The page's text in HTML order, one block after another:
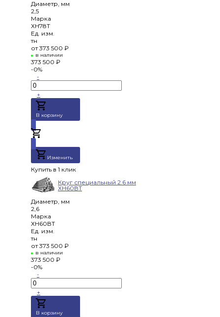
Диаметр, мм
2,5
Марка
ХН78Т
Ед. изм.
тн
от 373 500 ₽
в наличии
373 500 ₽
-0%
-
+
В корзину
Изменить
Купить в 1 клик
Круг специальный 2.6 мм
ХН60ВТ
Диаметр, мм
2,6
Марка
ХН60ВТ
Ед. изм.
тн
от 373 500 ₽
в наличии
373 500 ₽
-0%
-
+
В корзину